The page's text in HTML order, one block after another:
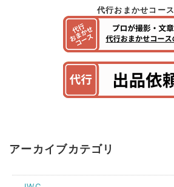
代行おまかせコース
アーカイブカテゴリ